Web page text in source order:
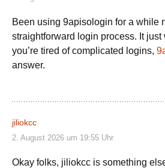
Been using 9apisologin for a while
straightforward login process. It just
you’re tired of complicated logins,
answer.
jiliokcc
2. August 2026 um 19:55 Uhr
Okay folks, jiliokcc is something